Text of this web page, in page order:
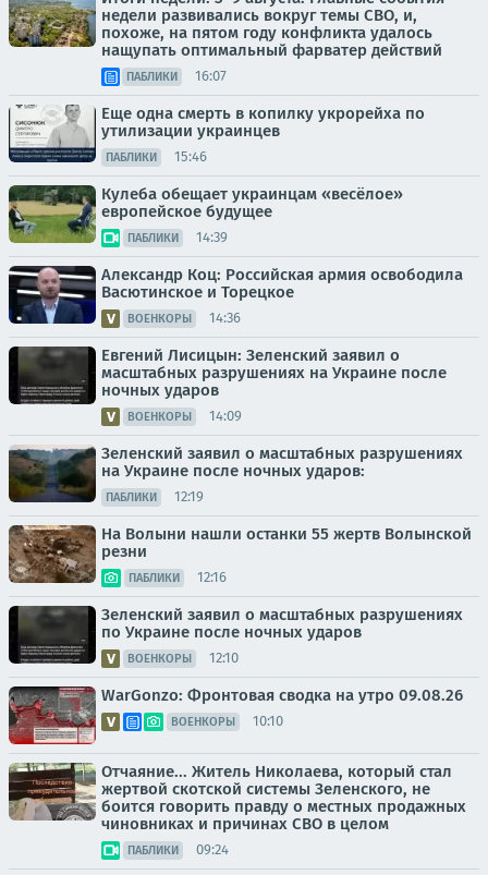
недели развивались вокруг темы СВО, и,
похоже, на пятом году конфликта удалось
нащупать оптимальный фарватер действий
ПАБЛИКИ 16:07
Еще одна смерть в копилку укрорейха по
утилизации украинцев
ПАБЛИКИ 15:46
Кулеба обещает украинцам «весёлое»
европейское будущее
ПАБЛИКИ 14:39
Александр Коц: Российская армия освободила
Васютинское и Торецкое
ВОЕНКОРЫ 14:36
Евгений Лисицын: Зеленский заявил о
масштабных разрушениях на Украине после
ночных ударов
ВОЕНКОРЫ 14:09
Зеленский заявил о масштабных разрушениях
на Украине после ночных ударов:
ПАБЛИКИ 12:19
На Волыни нашли останки 55 жертв Волынской
резни
ПАБЛИКИ 12:16
Зеленский заявил о масштабных разрушениях
по Украине после ночных ударов
ВОЕНКОРЫ 12:10
WarGonzo: Фронтовая сводка на утро 09.08.26
ВОЕНКОРЫ 10:10
Отчаяние... Житель Николаева, который стал
жертвой скотской системы Зеленского, не
боится говорить правду о местных продажных
чиновниках и причинах СВО в целом
ПАБЛИКИ 09:24